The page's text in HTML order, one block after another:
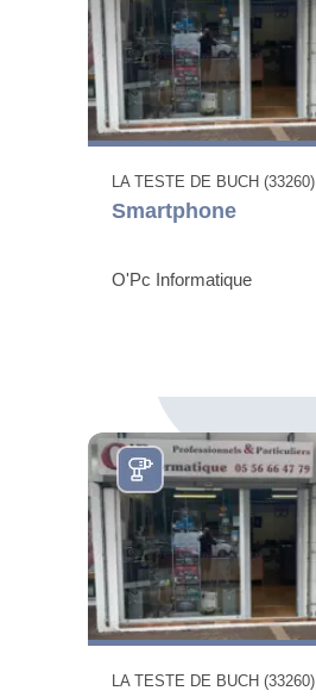
LA TESTE DE BUCH (33260)
Smartphone
O'Pc Informatique
LA TESTE DE BUCH (33260)